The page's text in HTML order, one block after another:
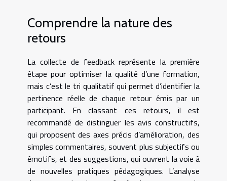
Comprendre la nature des
retours
La collecte de feedback représente la première
étape pour optimiser la qualité d’une formation,
mais c’est le tri qualitatif qui permet d’identifier la
pertinence réelle de chaque retour émis par un
participant. En classant ces retours, il est
recommandé de distinguer les avis constructifs,
qui proposent des axes précis d’amélioration, des
simples commentaires, souvent plus subjectifs ou
émotifs, et des suggestions, qui ouvrent la voie à
de nouvelles pratiques pédagogiques. L’analyse